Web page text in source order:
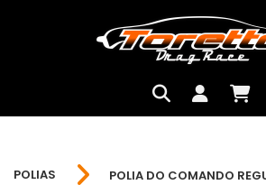
POLIAS POLIA DO COMANDO